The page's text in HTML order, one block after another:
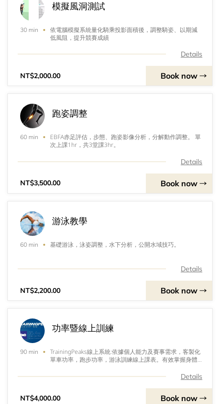
模擬風洞測試
30 min
依電腦模擬系統量化騎乘投影面積後，調整騎姿、以期減
低風阻，提升競賽成績
Details
NT$2,000.00 Book now
跑姿調整
60 min
EBFA赤足評估，步態、跑姿影像分析，分解動作調整。 單
次上課1hr，共3堂課3hr。
Details
NT$3,500.00 Book now
游泳教學
60 min 基礎游泳，泳姿調整，水下分析，公開水域技巧。
Details
NT$2,200.00 Book now
功率暨線上訓練
90 min
TrainingPeaks線上系統:依據個人能力及賽事需求，客製化
單車功率，跑步功率，游泳訓練線上課表。有效掌握身體
Details
NT$4,000.00 Book now